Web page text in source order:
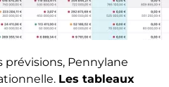
Pennylane
Les tableaux